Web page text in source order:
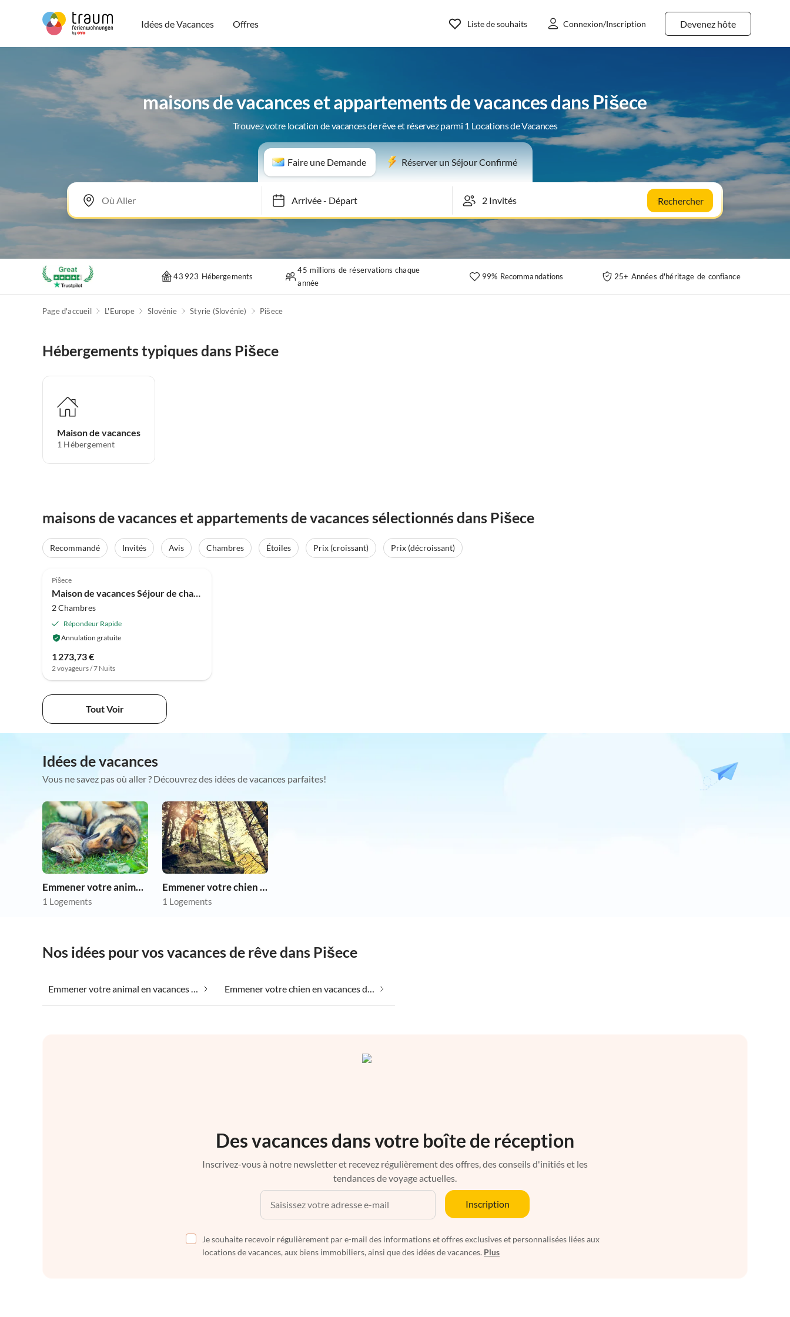
Idées de Vacances Offres Devenez hôte
Liste de souhaits Connexion/Inscription
maisons de vacances et appartements de vacances dans Pišece
Trouvez votre location de vacances de rêve et réservez parmi 1 Locations de Vacances
Faire une Demande Réserver un Séjour Confirmé
Arrivée-Départ Rechercher
43 923 Hébergements
45 millions de réservations chaque
année
99% Recommandations 25+ Années d'héritage de confiance
Page d'accueil L'Europe Slovénie Styrie (Slovénie) Pišece
Hébergements typiques dans Pišece
Maison de vacances
1 Hébergement
maisons de vacances et appartements de vacances sélectionnés dans Pišece
Recommandé Invités Avis Chambres Étoiles Prix (croissant)
Prix (décroissant)
Pišece
Maison de vacances Séjour de charme à Sveti Križ
2 Chambres
Répondeur Rapide
Annulation gratuite
1 273,73 €
2 voyageurs / 7 Nuits
Tout Voir
Idées de vacances
Vous ne savez pas où aller ? Découvrez des idées de vacances parfaites!
Emmener votre animal en vacances
1 Logements
Emmener votre chien en vacances
1 Logements
Nos idées pour vos vacances de rêve dans Pišece
Emmener votre animal en vacances dans Pišece Emmener votre chien en vacances dans Pišece
Des vacances dans votre boîte de réception
Inscrivez-vous à notre newsletter et recevez régulièrement des offres, des conseils d'initiés et les
tendances de voyage actuelles.
Inscription
Je souhaite recevoir régulièrement par e-mail des informations et offres exclusives et personnalisées liées aux
locations de vacances, aux biens immobiliers, ainsi que des idées de vacances. Plus